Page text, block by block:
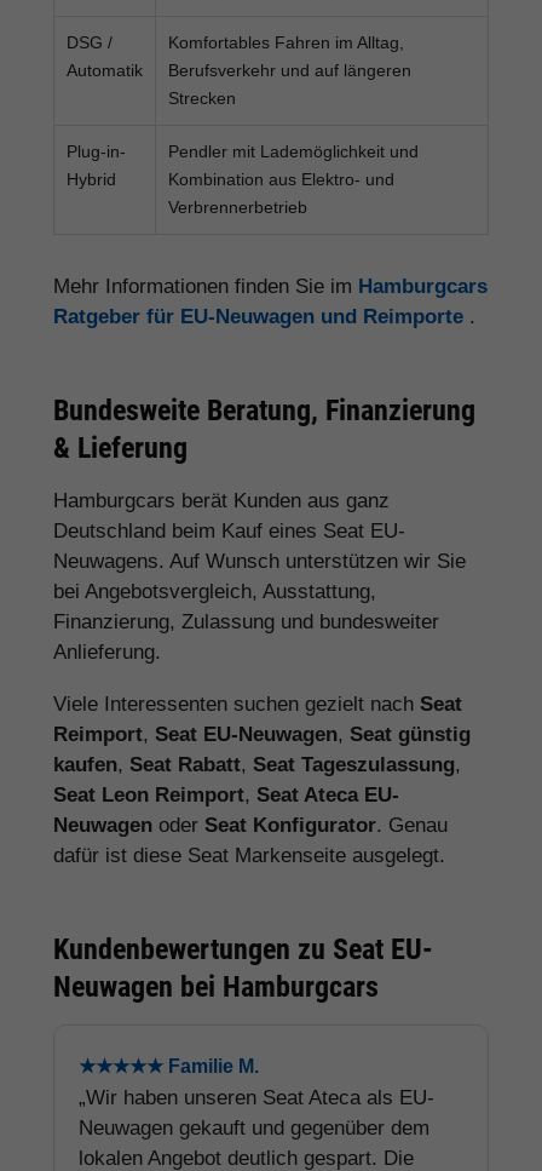
DSG /
Automatik
Komfortables Fahren im Alltag,
Berufsverkehr und auf längeren
Strecken
Plug-in-
Hybrid
Pendler mit Lademöglichkeit und
Kombination aus Elektro- und
Verbrennerbetrieb
Mehr Informationen finden Sie im Hamburgcars
Ratgeber für EU-Neuwagen und Reimporte .
Bundesweite Beratung, Finanzierung
& Lieferung
Hamburgcars berät Kunden aus ganz
Deutschland beim Kauf eines Seat EU-
Neuwagens. Auf Wunsch unterstützen wir Sie
bei Angebotsvergleich, Ausstattung,
Finanzierung, Zulassung und bundesweiter
Anlieferung.
Viele Interessenten suchen gezielt nach Seat
Reimport, Seat EU-Neuwagen, Seat günstig
kaufen, Seat Rabatt, Seat Tageszulassung,
Seat Leon Reimport, Seat Ateca EU-
Neuwagen oder Seat Konfigurator. Genau
dafür ist diese Seat Markenseite ausgelegt.
Kundenbewertungen zu Seat EU-
Neuwagen bei Hamburgcars
★★★★★ Familie M.
„Wir haben unseren Seat Ateca als EU-
Neuwagen gekauft und gegenüber dem
lokalen Angebot deutlich gespart. Die